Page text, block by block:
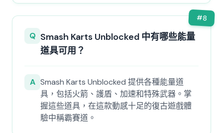
#8
Q Smash Karts Unblocked 中有哪些能量
道具可用？
A Smash Karts Unblocked 提供各種能量道
具，包括火箭、護盾、加速和特殊武器。掌
握這些道具，在這款動感十足的復古遊戲體
驗中稱霸賽道。